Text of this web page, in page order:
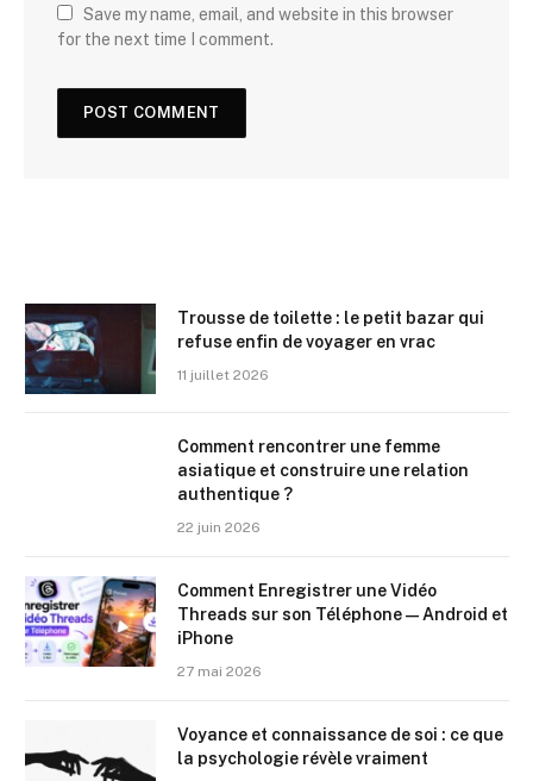
Save my name, email, and website in this browser
for the next time I comment.
Trousse de toilette : le petit bazar qui
refuse enfin de voyager en vrac
11 juillet 2026
Comment rencontrer une femme
asiatique et construire une relation
authentique ?
22 juin 2026
Comment Enregistrer une Vidéo
Threads sur son Téléphone — Android et
iPhone
27 mai 2026
Voyance et connaissance de soi : ce que
la psychologie révèle vraiment